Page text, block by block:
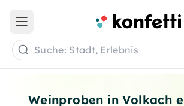
Weinproben in Volkach
Open main menu
Suche: Stadt, Erlebnis